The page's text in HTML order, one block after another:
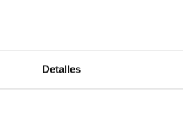
Detalles